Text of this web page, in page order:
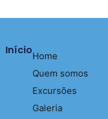
InícioHome
Quem somos
Excursões
Galeria